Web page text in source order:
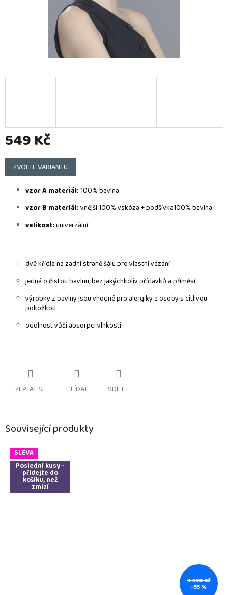
549 Kč
Měrná
cena:
ZVOLTE VARIANTU
vzor A materiál:100% bavlna
vzor B materiál:vnější 100% vskóza + podšívka100% bavlna
velikost:univerzální
dvěkřídla na zadní straně šálu pro vlastnívázání
jedná o čistou bavlnu, bez jakýchkoliv přídavků a příměsí
výrobky z bavlny jsou vhodné pro alergiky a osoby s citlivou
pokožkou
odolnost vůči absorpci vlhkosti
ZEPTAT SE HLÍDAT SDÍLET
Související produkty
SLEVA
Poslední kusy -
přidejte do
košíku, než
zmizí
4 490 Kč
–55 %